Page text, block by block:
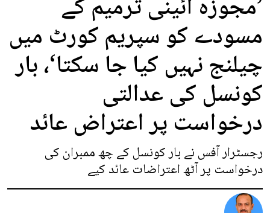
’مجوزہ آئینی ترمیم کے
مسودے کو سپریم کورٹ میں
چیلنج نہیں کیا جا سکتا‘، بار
کونسل کی عدالتی
درخواست پر اعتراض عائد
رجسٹرار آفس نے بار کونسل کے چھ ممبران کی
درخواست پر آٹھ اعتراضات عائد کیے